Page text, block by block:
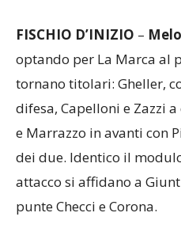
FISCHIO D’INIZIO –
optando per La Marca al
tornano titolari: Gheller,
difesa, Capelloni e Zazzi
e Marrazzo in avanti con
dei due. Identico il
attacco si affidano a
punte Checci e Corona.